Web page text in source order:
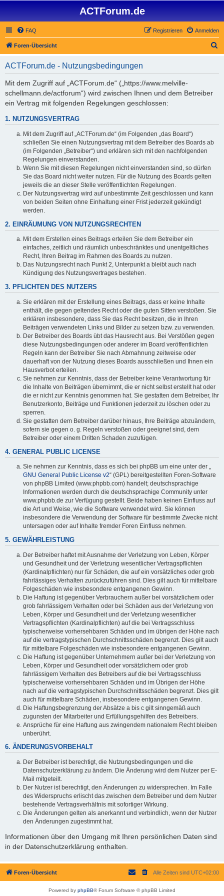
ACTForum.de
FAQ Anmelden
Registrieren
Foren-Übersicht
ACTForum.de - Nutzungsbedingungen
Mit dem Zugriff auf „ACTForum.de“ („https://www.melville-
schellmann.de/actforum“) wird zwischen Ihnen und dem Betreiber
ein Vertrag mit folgenden Regelungen geschlossen:
1. NUTZUNGSVERTRAG
Mit dem Zugriff auf „ACTForum.de“ (im Folgenden „das Board“)
schließen Sie einen Nutzungsvertrag mit dem Betreiber des Boards ab
(im Folgenden „Betreiber“) und erklären sich mit den nachfolgenden
Regelungen einverstanden.
Wenn Sie mit diesen Regelungen nicht einverstanden sind, so dürfen
Sie das Board nicht weiter nutzen. Für die Nutzung des Boards gelten
jeweils die an dieser Stelle veröffentlichten Regelungen.
Der Nutzungsvertrag wird auf unbestimmte Zeit geschlossen und kann
von beiden Seiten ohne Einhaltung einer Frist jederzeit gekündigt
werden.
2. EINRÄUMUNG VON NUTZUNGSRECHTEN
Mit dem Erstellen eines Beitrags erteilen Sie dem Betreiber ein
einfaches, zeitlich und räumlich unbeschränktes und unentgeltliches
Recht, Ihren Beitrag im Rahmen des Boards zu nutzen.
Das Nutzungsrecht nach Punkt 2, Unterpunkt a bleibt auch nach
Kündigung des Nutzungsvertrages bestehen.
3. PFLICHTEN DES NUTZERS
Sie erklären mit der Erstellung eines Beitrags, dass er keine Inhalte
enthält, die gegen geltendes Recht oder die guten Sitten verstoßen. Sie
erklären insbesondere, dass Sie das Recht besitzen, die in Ihren
Beiträgen verwendeten Links und Bilder zu setzen bzw. zu verwenden.
Der Betreiber des Boards übt das Hausrecht aus. Bei Verstößen gegen
diese Nutzungsbedingungen oder anderer im Board veröffentlichten
Regeln kann der Betreiber Sie nach Abmahnung zeitweise oder
dauerhaft von der Nutzung dieses Boards ausschließen und Ihnen ein
Hausverbot erteilen.
Sie nehmen zur Kenntnis, dass der Betreiber keine Verantwortung für
die Inhalte von Beiträgen übernimmt, die er nicht selbst erstellt hat oder
die er nicht zur Kenntnis genommen hat. Sie gestatten dem Betreiber, Ihr
Benutzerkonto, Beiträge und Funktionen jederzeit zu löschen oder zu
sperren.
Sie gestatten dem Betreiber darüber hinaus, Ihre Beiträge abzuändern,
sofern sie gegen o. g. Regeln verstoßen oder geeignet sind, dem
Betreiber oder einem Dritten Schaden zuzufügen.
4. GENERAL PUBLIC LICENSE
Sie nehmen zur Kenntnis, dass es sich bei phpBB um eine unter der „
GNU General Public License v2“ (GPL) bereitgestellten Foren-Software
von phpBB Limited (www.phpbb.com) handelt; deutschsprachige
Informationen werden durch die deutschsprachige Community unter
www.phpbb.de zur Verfügung gestellt. Beide haben keinen Einfluss auf
die Art und Weise, wie die Software verwendet wird. Sie können
insbesondere die Verwendung der Software für bestimmte Zwecke nicht
untersagen oder auf Inhalte fremder Foren Einfluss nehmen.
5. GEWÄHRLEISTUNG
Der Betreiber haftet mit Ausnahme der Verletzung von Leben, Körper
und Gesundheit und der Verletzung wesentlicher Vertragspflichten
(Kardinalpflichten) nur für Schäden, die auf ein vorsätzliches oder grob
fahrlässiges Verhalten zurückzuführen sind. Dies gilt auch für mittelbare
Folgeschäden wie insbesondere entgangenen Gewinn.
Die Haftung ist gegenüber Verbrauchern außer bei vorsätzlichem oder
grob fahrlässigem Verhalten oder bei Schäden aus der Verletzung von
Leben, Körper und Gesundheit und der Verletzung wesentlicher
Vertragspflichten (Kardinalpflichten) auf die bei Vertragsschluss
typischerweise vorhersehbaren Schäden und im übrigen der Höhe nach
auf die vertragstypischen Durchschnittsschäden begrenzt. Dies gilt auch
für mittelbare Folgeschäden wie insbesondere entgangenen Gewinn.
Die Haftung ist gegenüber Unternehmern außer bei der Verletzung von
Leben, Körper und Gesundheit oder vorsätzlichem oder grob
fahrlässigem Verhalten des Betreibers auf die bei Vertragsschluss
typischerweise vorhersehbaren Schäden und im Übrigen der Höhe
nach auf die vertragstypischen Durchschnittsschäden begrenzt. Dies gilt
auch für mittelbare Schäden, insbesondere entgangenen Gewinn.
Die Haftungsbegrenzung der Absätze a bis c gilt sinngemäß auch
zugunsten der Mitarbeiter und Erfüllungsgehilfen des Betreibers.
Ansprüche für eine Haftung aus zwingendem nationalem Recht bleiben
unberührt.
6. ÄNDERUNGSVORBEHALT
Der Betreiber ist berechtigt, die Nutzungsbedingungen und die
Datenschutzerklärung zu ändern. Die Änderung wird dem Nutzer per E-
Mail mitgeteilt.
Der Nutzer ist berechtigt, den Änderungen zu widersprechen. Im Falle
des Widerspruchs erlischt das zwischen dem Betreiber und dem Nutzer
bestehende Vertragsverhältnis mit sofortiger Wirkung.
Die Änderungen gelten als anerkannt und verbindlich, wenn der Nutzer
den Änderungen zugestimmt hat.
Informationen über den Umgang mit Ihren persönlichen Daten sind
in der Datenschutzerklärung enthalten.
Foren-Übersicht Alle Zeiten sind UTC+02:00
Powered by phpBB® Forum Software © phpBB Limited